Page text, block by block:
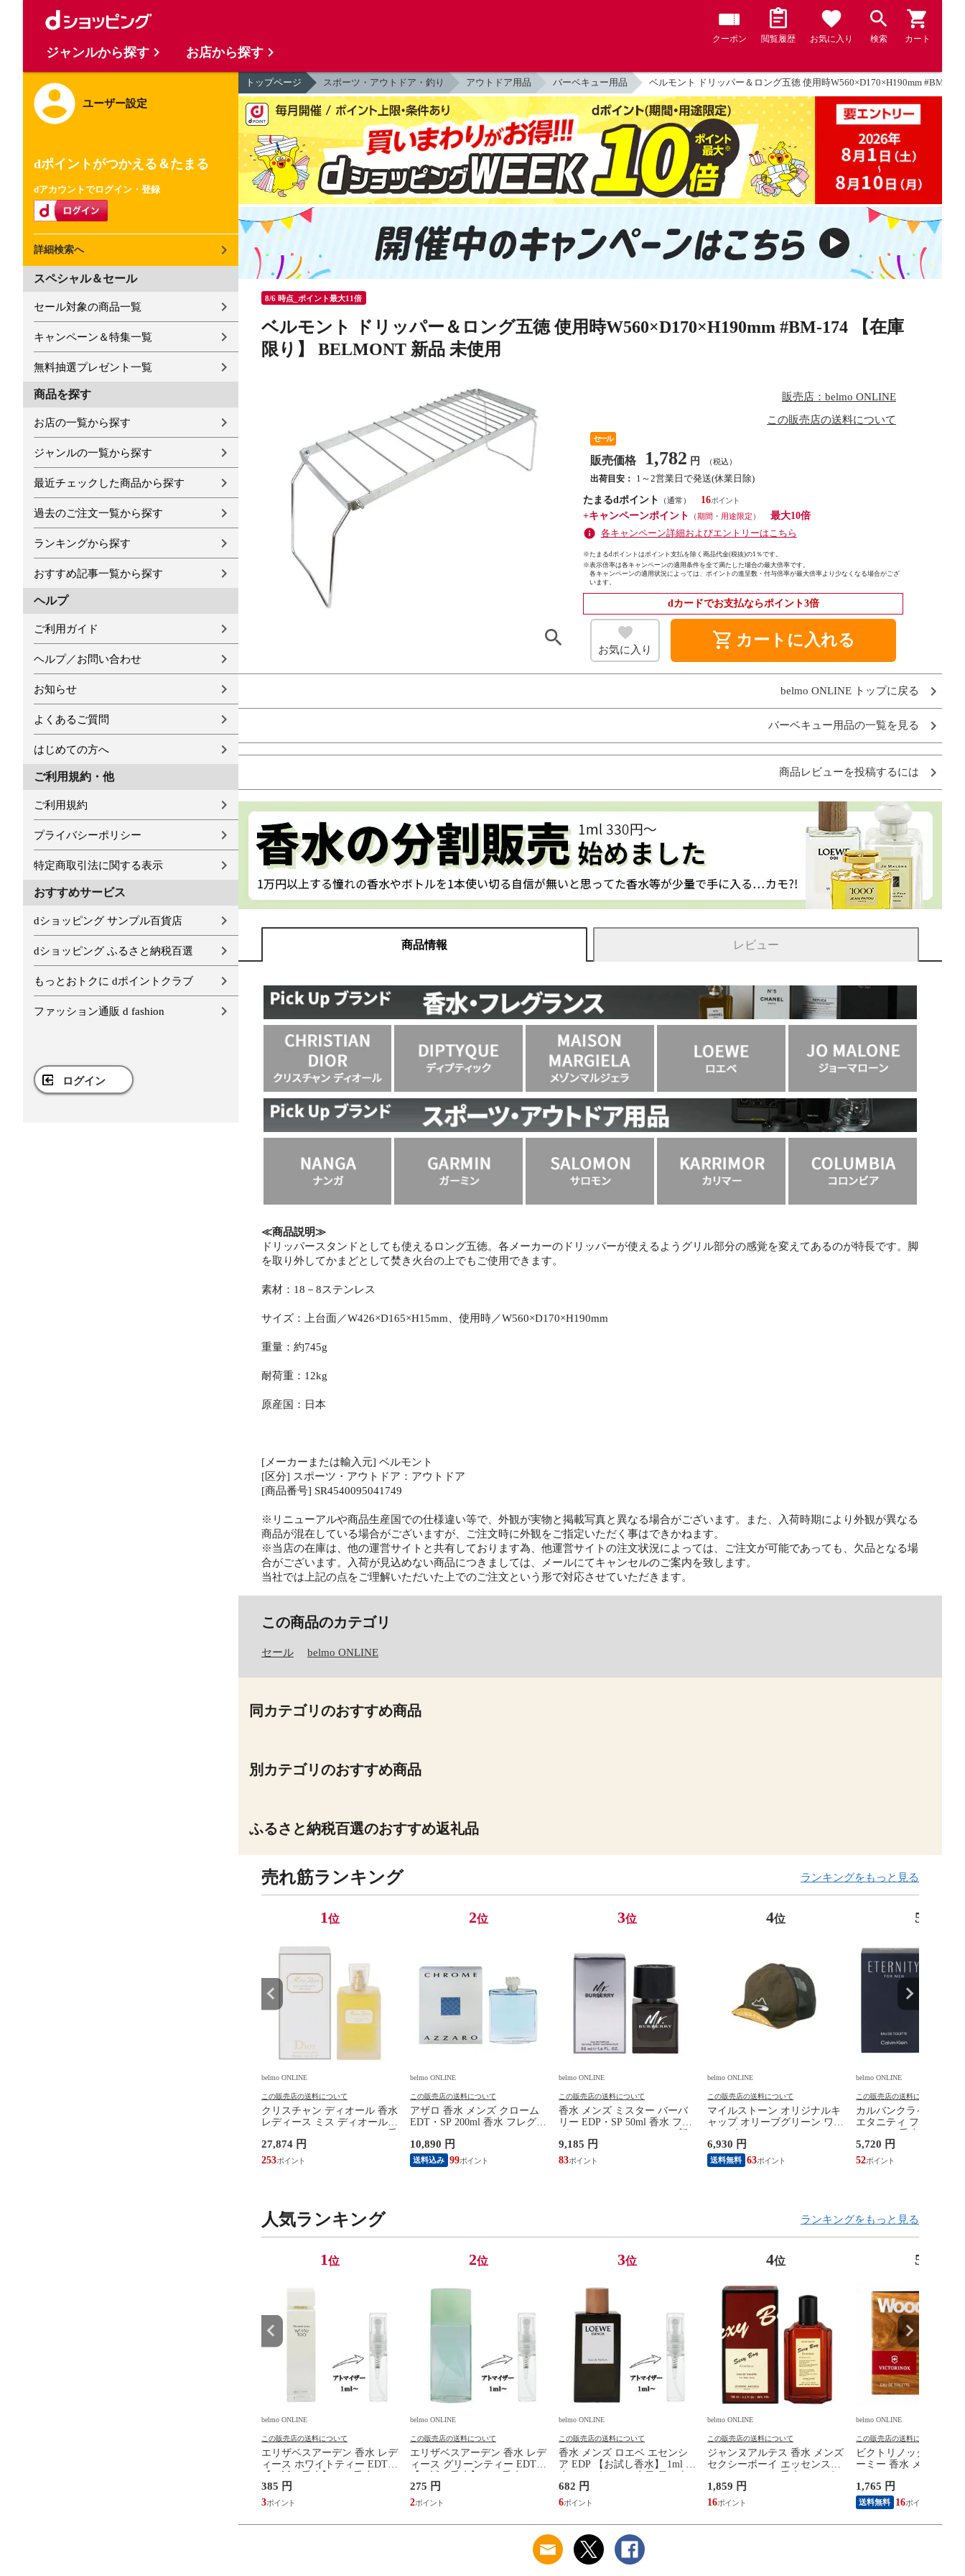
クーポン 閲覧履歴 お気に入り 検索 カート
ユーザー設定
dポイントがつかえる＆たまる
dアカウントでログイン・登録
詳細検索へ
スペシャル＆セール
セール対象の商品一覧
キャンペーン＆特集一覧
無料抽選プレゼント一覧
商品を探す
お店の一覧から探す
ジャンルの一覧から探す
最近チェックした商品から探す
過去のご注文一覧から探す
ランキングから探す
おすすめ記事一覧から探す
ヘルプ
ご利用ガイド
ヘルプ／お問い合わせ
お知らせ
よくあるご質問
はじめての方へ
ご利用規約・他
ご利用規約
プライバシーポリシー
特定商取引法に関する表示
おすすめサービス
dショッピング サンプル百貨店
dショッピング ふるさと納税百選
もっとおトクに dポイントクラブ
ファッション通販 d fashion
ログイン
トップページ スポーツ・アウトドア・釣り アウトドア用品 バーベキュー用品 ベルモント ドリッパー＆ロング五徳 使用時W560×D170×H190mm #BM-
8/6 時点_ポイント最大11倍
ベルモント ドリッパー＆ロング五徳 使用時W560×D170×H190mm #BM-174 【在庫
限り】 BELMONT 新品 未使用
販売店：belmo ONLINE
この販売店の送料について
セール
販売価格 1,782 円 （税込）
出荷目安：
1～2営業日で発送(休業日除)
たまるdポイント
（通常）
16
+キャンペーンポイント
（期間・用途限定）
最大10倍
各キャンペーン詳細およびエントリーはこちら
※たまるdポイントはポイント支払を除く商品代金(税抜)の1％です。
※表示倍率は各キャンペーンの適用条件を全て満たした場合の最大倍率です。
各キャンペーンの適用状況によっては、ポイントの進呈数・付与倍率が最大倍率より少なくなる場合がござ
います。
dカードでお支払ならポイント3倍
お気に入り shopping_cart カートに入れる
belmo ONLINE トップに戻る
バーベキュー用品の一覧を見る
商品レビューを投稿するには
商品情報 レビュー
≪商品説明≫
ドリッパースタンドとしても使えるロング五徳。各メーカーのドリッパーが使えるようグリル部分の感覚を変えてあるのが特長です。脚
を取り外してかまどとして焚き火台の上でもご使用できます。
素材：18－8ステンレス
サイズ：上台面／W426×D165×H15mm、使用時／W560×D170×H190mm
重量：約745g
耐荷重：12kg
原産国：日本
[メーカーまたは輸入元] ベルモント
[区分] スポーツ・アウトドア：アウトドア
[商品番号] SR4540095041749
※リニューアルや商品生産国での仕様違い等で、外観が実物と掲載写真と異なる場合がございます。また、入荷時期により外観が異なる
商品が混在している場合がございますが、ご注文時に外観をご指定いただく事はできかねます。
※当店の在庫は、他の運営サイトと共有しております為、他運営サイトの注文状況によっては、ご注文が可能であっても、欠品となる場
合がございます。入荷が見込めない商品につきましては、メールにてキャンセルのご案内を致します。
当社では上記の点をご理解いただいた上でのご注文という形で対応させていただきます。
この商品のカテゴリ
セール belmo ONLINE
同カテゴリのおすすめ商品
別カテゴリのおすすめ商品
ふるさと納税百選のおすすめ返礼品
売れ筋ランキング ランキングをもっと見る
1位
belmo ONLINE
この販売店の送料について
クリスチャン ディオール 香水
レディース ミス ディオール
オリジナル EDT・SP 100ml 香
水 フレグランス dior MISS
DIOR CHRISTIAN DIOR 新品
未使用
27,874 円
253
2位
belmo ONLINE
この販売店の送料について
アザロ 香水 メンズ クローム
EDT・SP 200ml 香水 フレグラ
AZZARO 新品 未使用
10,890 円
送料込み 99
3位
belmo ONLINE
この販売店の送料について
香水 メンズ ミスター バーバ
リー EDP・SP 50ml 香水 フレ
グランス MR. BURBERRY 新
品 未使用
9,185 円
83
4位
belmo ONLINE
この販売店の送料について
マイルストーン オリジナルキ
ャップ オリーブグリーン ワン
サイズ(フリー) #MSC-017
MILESTONE 新品 未使用
6,930 円
送料無料 63
5
belmo ONLINE
この販売店の送料について
カルバンクライン 香水
エタニティ フォーメン
SP 100ml 香水 フレグ
ETERNITY FOR MEN
CALVIN KLEIN 新品 未
5,720 円
52
人気ランキング ランキングをもっと見る
1位
belmo ONLINE
この販売店の送料について
エリザベスアーデン 香水 レデ
ィース ホワイトティー EDT
【お試し香水】 1ml 香水 フレ
グランス 少量 量り売り 香水
お試し WHITE TEA
ELIZABETH ARDEN 新品 未
385 円
3
2位
belmo ONLINE
この販売店の送料について
エリザベスアーデン 香水 レデ
ィース グリーンティー EDT
【お試し香水】 1ml 香水 フレ
グランス 少量 量り売り 香水
お試し GREEN TEA SCENT
EAU PARFUME ELIZABETH
275 円
2
3位
belmo ONLINE
この販売店の送料について
香水 メンズ ロエベ エセンシ
ア EDP 【お試し香水】 1ml 香
水 フレグランス 少量 量り売
り 香水 お試し LOEWE
ESENCIA 新品 未使用
682 円
6
4位
belmo ONLINE
この販売店の送料について
ジャンヌアルテス 香水 メンズ
セクシーボーイ エッセンス
EDT・SP 100ml 香水 フレグラ
ンス SEXY BOY ESSENCE
FOR MEN ONLY JEANNE
ARTHES 新品 未使用
1,859 円
16
5
belmo ONLINE
この販売店の送料について
ビクトリノックス・ス
ーミー 香水 メンズ ウ
EDT・SP 1.5ml 香水 フ
ンス WOOD
SWISS ARMY 新品 未
1,765 円
送料無料 16
ジャンルから探す お店から探す